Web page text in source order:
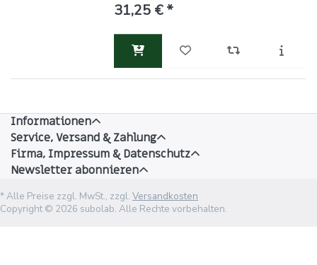
31,25 € *
Informationen
Service, Versand & Zahlung
Firma, Impressum & Datenschutz
Newsletter abonnieren
* Alle Preise zzgl. MwSt., zzgl. Versandkosten
Copyright © 2026 subolab. Alle Rechte vorbehalten.